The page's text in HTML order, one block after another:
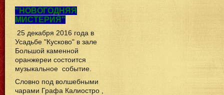
"НОВОГОДНЯЯ
МИСТЕРИЯ"
25 декабря 2016 года в
Усадьбе "Кусково" в зале
Большой каменной
оранжереи состоится
музыкальное событие.
Словно под волшебными
чарами Графа Калиостро ,